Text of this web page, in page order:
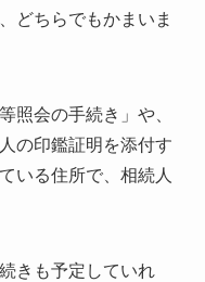
どちらでもかまいま
照会の手続き」や、
の印鑑証明を添付す
いる住所で、相続人
きも予定していれ